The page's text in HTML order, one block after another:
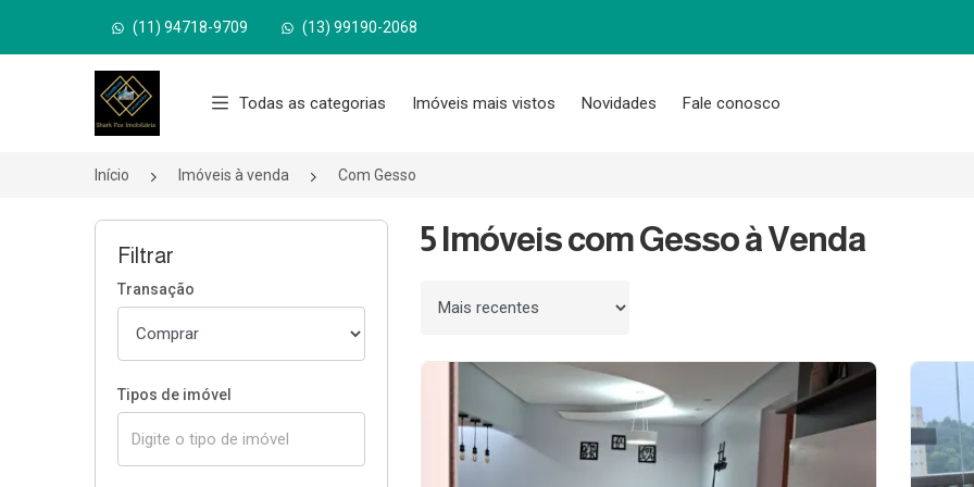
(11) 94718-9709 (13) 99190-2068
Página inicial
Todas as categorias Imóveis mais vistos Novidades Fale conosco
Início Imóveis à venda Com Gesso
Filtrar
Transação
Tipos de imóvel
5 Imóveis com Gesso à Venda
Ordenar por